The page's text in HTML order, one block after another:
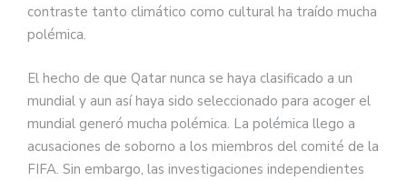
contraste tanto climático como cultural ha traído mucha
polémica.
El hecho de que Qatar nunca se haya clasificado a un
mundial y aun así haya sido seleccionado para acoger el
mundial generó mucha polémica. La polémica llego a
acusaciones de soborno a los miembros del comité de la
FIFA. Sin embargo, las investigaciones independientes